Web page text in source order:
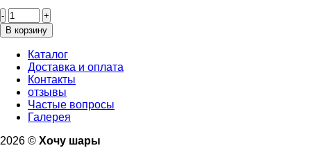
товара
Фольгированный
“Три
кота
Компот”
120см
В корзину
Каталог
Доставка и оплата
Контакты
отзывы
Частые вопросы
Галерея
2026 © Хочу шары